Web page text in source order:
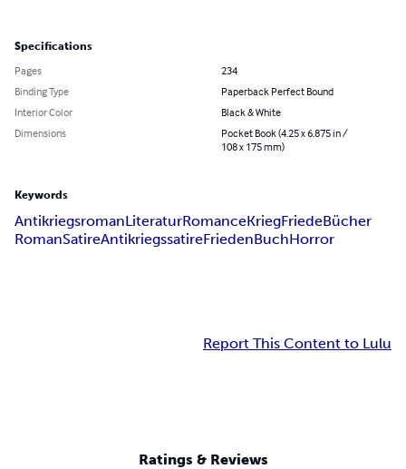
Specifications
Pages
234
Binding Type
Paperback Perfect Bound
Interior Color
Black & White
Dimensions
Pocket Book (4.25 x 6.875 in /
108 x 175 mm)
Keywords
AntikriegsromanLiteraturRomanceKriegFriedeBücher
RomanSatireAntikriegssatireFriedenBuchHorror
Report This Content to Lulu
Ratings & Reviews